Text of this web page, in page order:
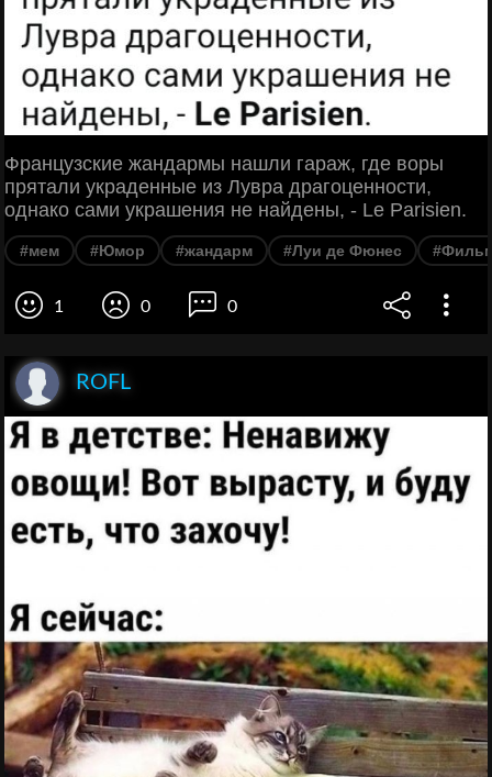
Французские жандармы нашли гараж, где воры
прятали украденные из Лувра драгоценности,
однако сами украшения не найдены, - Le Parisien.
#мем #Юмор #жандарм #Луи де Фюнес
1 0 0
ROFL